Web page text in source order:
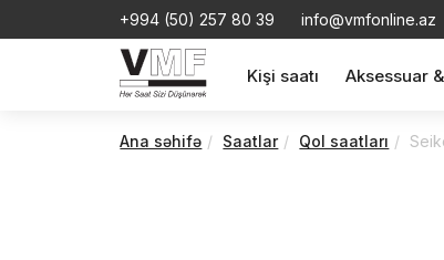
+994 (50) 257 80 39 info@vmfonline.az
Kişi saatı Aksessuar
Ana səhifə Saatlar Qol saatları